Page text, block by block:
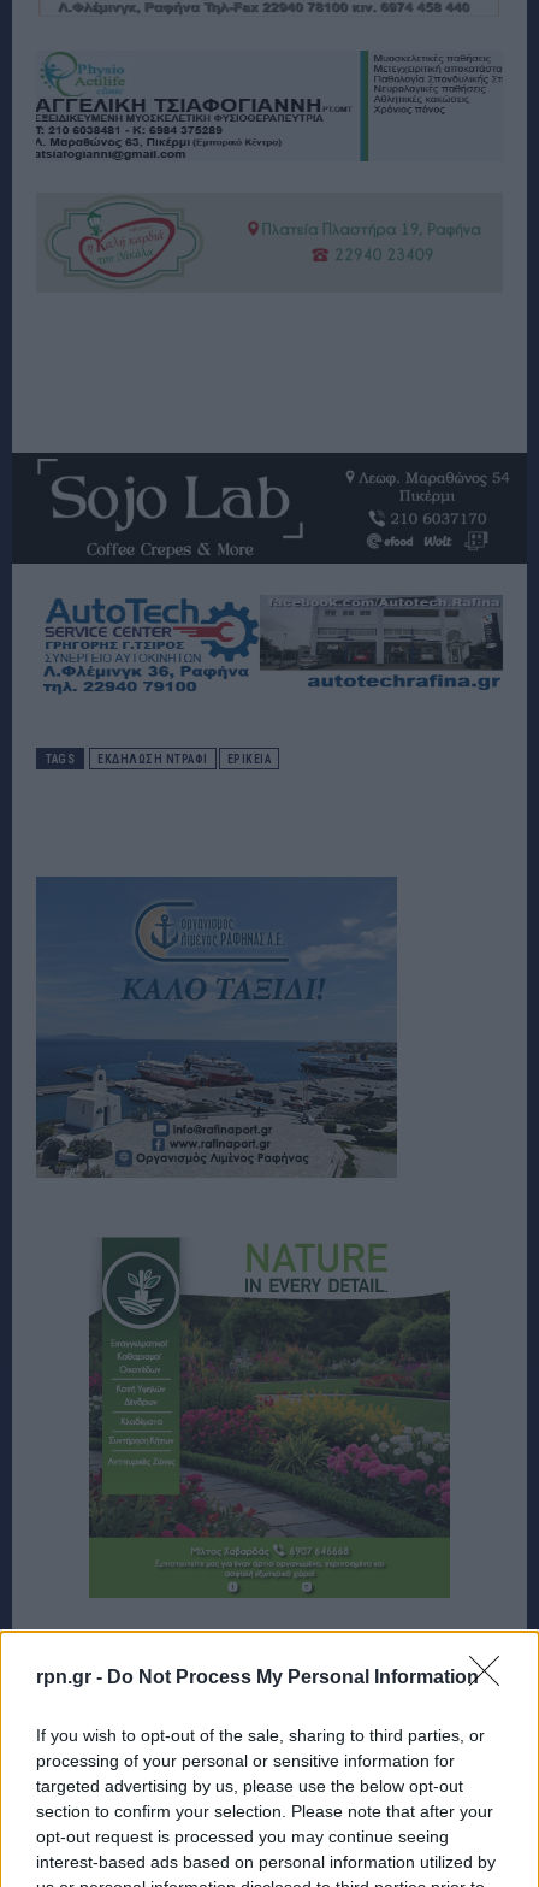
rpn.gr - Do Not Process My Personal Information
If you wish to opt-out of the sale, sharing to third parties, or
processing of your personal or sensitive information for
targeted advertising by us, please use the below opt-out
section to confirm your selection. Please note that after your
opt-out request is processed you may continue seeing
interest-based ads based on personal information utilized by
TAGS ΕΚΔΗΛΩΣΗ ΝΤΡΑΦΙ ΕΡΙΚΕΙΑ